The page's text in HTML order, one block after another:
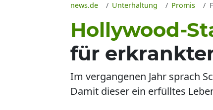
news.de Unterhaltung Promis
Hollywood-
für
Im vergangenen Jahr sprach
Damit dieser ein erfülltes